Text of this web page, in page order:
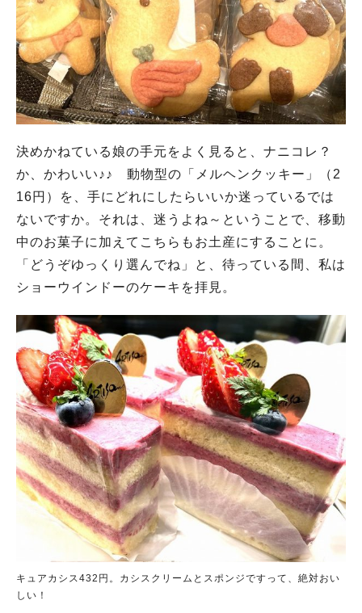
決めかねている娘の手元をよく見ると、ナニコレ？
か、かわいい♪♪ 動物型の「メルヘンクッキー」（2
16円）を、手にどれにしたらいいか迷っているでは
ないですか。それは、迷うよね～ということで、移動
中のお菓子に加えてこちらもお土産にすることに。
「どうぞゆっくり選んでね」と、待っている間、私は
ショーウインドーのケーキを拝見。
キュアカシス432円。カシスクリームとスポンジですって、絶対おい
しい！